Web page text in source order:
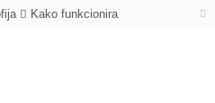
· Kako funkcionira